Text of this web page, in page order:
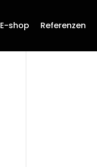
E-shop Referenzen